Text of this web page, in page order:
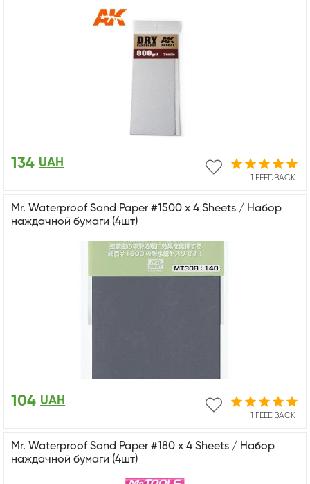
1 FEEDBACK
134 UAH
Mr. Waterproof Sand Paper #1500 x 4 Sheets / Набор
наждачной бумаги (4шт)
1 FEEDBACK
104 UAH
Mr. Waterproof Sand Paper #180 x 4 Sheets / Набор
наждачной бумаги (4шт)